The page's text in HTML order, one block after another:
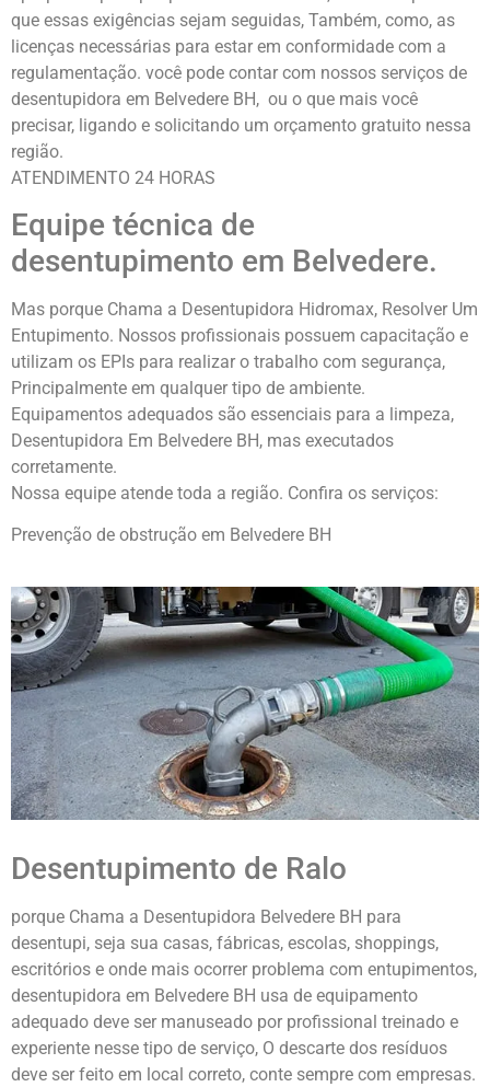
que essas exigências sejam seguidas, Também, como, as
licenças necessárias para estar em conformidade com a
regulamentação. você pode contar com nossos serviços de
desentupidora em Belvedere BH, ou o que mais você
precisar, ligando e solicitando um orçamento gratuito nessa
região.
ATENDIMENTO 24 HORAS
Equipe técnica de
desentupimento em Belvedere.
Mas porque Chama a Desentupidora Hidromax, Resolver Um
Entupimento. Nossos profissionais possuem capacitação e
utilizam os EPIs para realizar o trabalho com segurança,
Principalmente em qualquer tipo de ambiente.
Equipamentos adequados são essenciais para a limpeza,
Desentupidora Em Belvedere BH, mas executados
corretamente.
Nossa equipe atende toda a região. Confira os serviços:
Prevenção de obstrução em Belvedere BH
Desentupimento de Ralo
porque Chama a Desentupidora Belvedere BH para
desentupi, seja sua casas, fábricas, escolas, shoppings,
escritórios e onde mais ocorrer problema com entupimentos,
desentupidora em Belvedere BH usa de equipamento
adequado deve ser manuseado por profissional treinado e
experiente nesse tipo de serviço, O descarte dos resíduos
deve ser feito em local correto, conte sempre com empresas.